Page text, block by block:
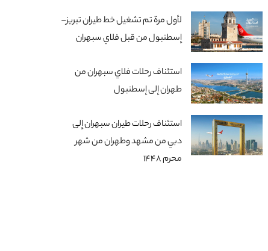
لأول مرة تم تشغيل خط طيران تبريز–
إسطنبول من قبل فلاي سبهران
استئناف رحلات فلاي سبهران من
طهران إلى إسطنبول
استئناف رحلات طيران سبهران إلى
دبي من مشهد وطهران من شهر
محرم 1448